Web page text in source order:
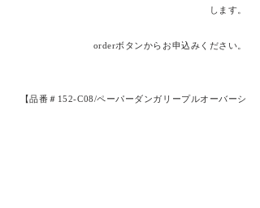
します。
orderボタンからお申込みください。
【品番＃152-C08/ペーパーダンガリープルオーバーシ